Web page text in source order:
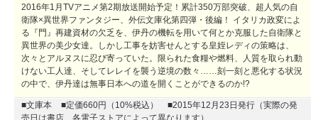
2016年1月TVアニメ第2期放送開始予定！累計350万部突破、超人気の自
衛隊×異世界ファンタジー、外伝文庫化第四弾・後編！ イタリカ政変によ
る『門』再建資材の欠乏を、伊丹の機転を用いて何とか克服した自衛隊と
異世界の美少女達。しかし工事を妨害せんとする皇姪レディの策略は、
次々とアルヌスに忍び寄っていた。限られた食糧や燃料、人質を取られ動
けない工人達、そしてレレイを襲う逆境の数々……刻一刻と悪化する状況
の中で、伊丹達は無事日本への道を開くことができるのか!?
■文庫本 ■定価660円（10%税込）
■2015年12月23日発行（実際の発
売日は書店、各電子ストアによって異なります）